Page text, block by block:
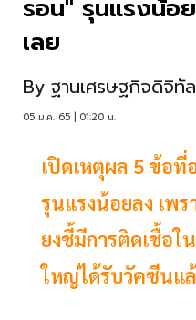
รอน" รุนแรงน้อย
เลย
By ฐานเศรษฐกิจดิจิทัล
05 ม.ค. 65 | 01:20 น.
เปิดเหตุผล 5 ข้อที่
รุนแรงน้อยลง เพร
ยงชี้มีการติดเชื้อใ
ใหญ่ได้รับวัคซีนแ